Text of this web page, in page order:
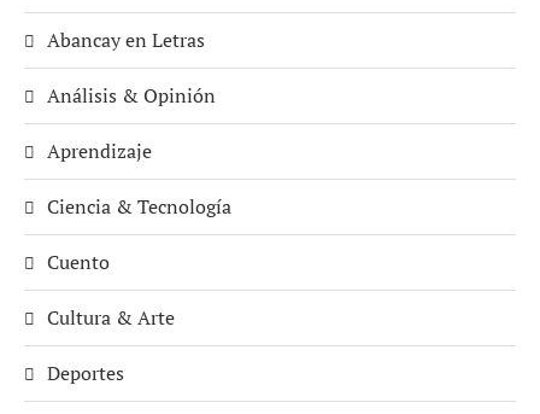
Abancay en Letras
Análisis & Opinión
Aprendizaje
Ciencia & Tecnología
Cuento
Cultura & Arte
Deportes